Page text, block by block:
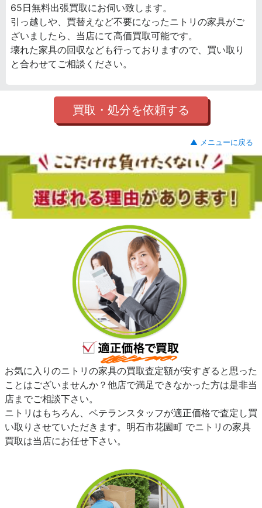
65日無料出張買取にお伺い致します。
引っ越しや、買替えなど不要になったニトリの家具がご
ざいましたら、当店にて高価買取可能です。
壊れた家具の回収なども行っておりますので、買い取り
と合わせてご相談ください。
買取・処分を依頼する
▲ メニューに戻る
お気に入りのニトリの家具の買取査定額が安すぎると思った
ことはございませんか？他店で満足できなかった方は是非当
店までご相談下さい。
ニトリはもちろん、ベテランスタッフが適正価格で査定し買
い取りさせていただきます。明石市花園町 でニトリの家具
買取は当店にお任せ下さい。